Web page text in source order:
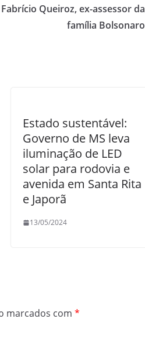
Queiroz, ex-assessor da
família Bolsonaro
Estado sustentável:
Governo de MS leva
iluminação de LED
solar para rodovia e
avenida em Santa Rita
e Japorã
13/05/2024
marcados com *